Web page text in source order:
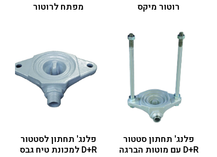
רוטור מיקס מפתח לרוטור
פלנג' תחתון סטטור
D+R עם מוטות הברגה
פלנג' תחתון לסטטור
D+R למכונת טיח גבס